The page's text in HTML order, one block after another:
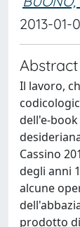
2013-01-
Abstract
Il lavoro,
dell'e-book
Cassino
degli anni
alcune
prodotto